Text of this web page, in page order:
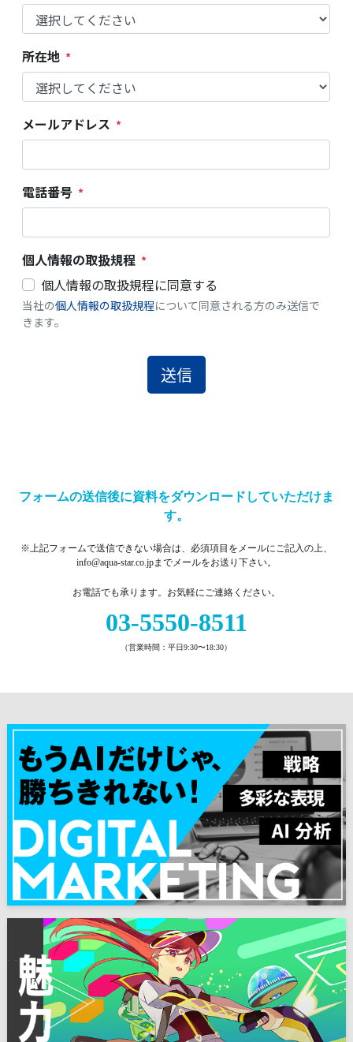
フォームの送信後に資料をダウンロードしていただけま
す。
※上記フォームで送信できない場合は、必須項目をメールにご記入の上、
info@aqua-star.co.jpまでメールをお送り下さい。
お電話でも承ります。お気軽にご連絡ください。
03-5550-8511
（営業時間：平日9:30〜18:30）